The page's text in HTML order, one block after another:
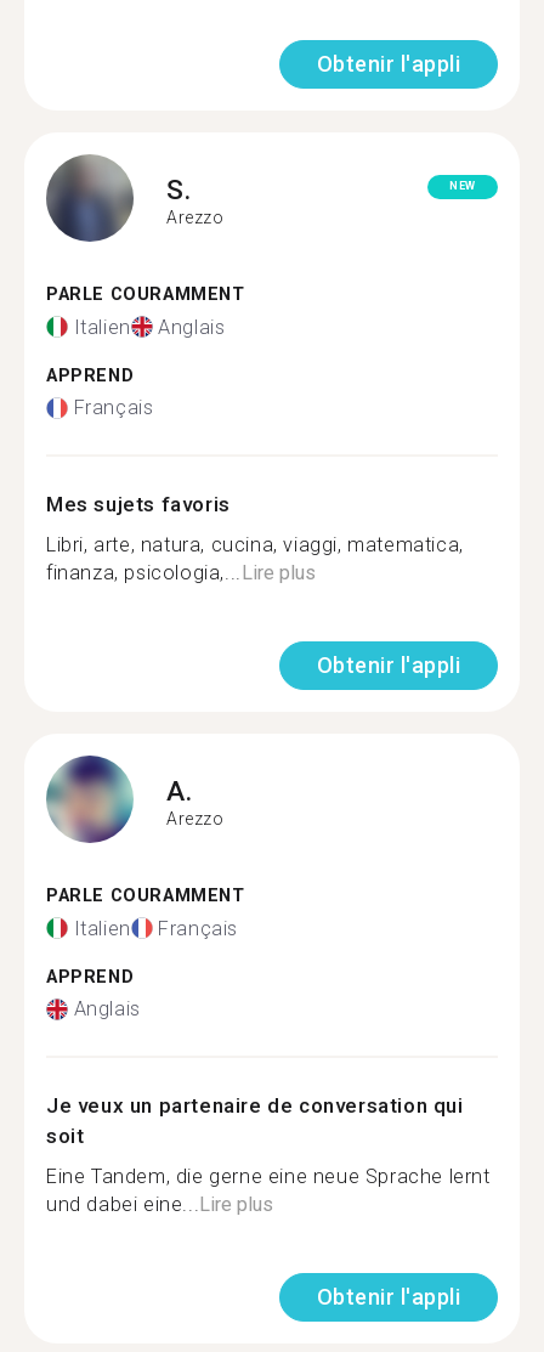
Obtenir l'appli
S.
Arezzo
NEW
PARLE COURAMMENT
Italien Anglais
APPREND
Français
Mes sujets favoris
Libri, arte, natura, cucina, viaggi, matematica,
finanza, psicologia,...Lire plus
Obtenir l'appli
A.
Arezzo
PARLE COURAMMENT
Italien Français
APPREND
Anglais
Je veux un partenaire de conversation qui
soit
Eine Tandem, die gerne eine neue Sprache lernt
und dabei eine...Lire plus
Obtenir l'appli